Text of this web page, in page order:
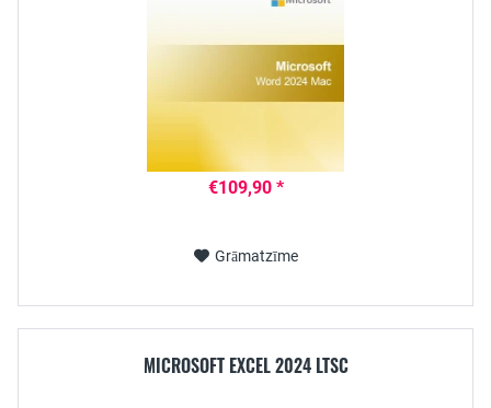
€109,90 *
Grāmatzīme
MICROSOFT EXCEL 2024 LTSC